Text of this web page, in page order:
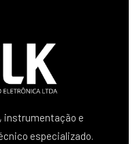
instrumentação e
especializado.